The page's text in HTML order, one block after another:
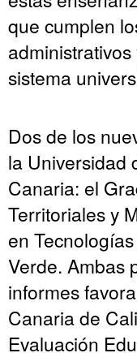
que cumplen
sistema
Dos de los
la Universidad
Canaria: el
Territoriales y
en
Verde. Ambas
informes
Canaria de
Evaluación